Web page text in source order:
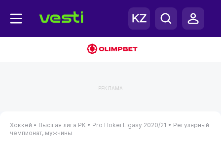
РЕКЛАМА
Хоккей • Высшая лига РК • Pro Hokei Ligasy 2020/21 • Регулярный
чемпионат, мужчины